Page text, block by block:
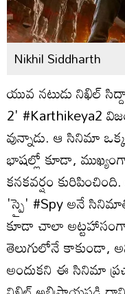
Nikhil Siddharth
యువ నటుడు నిఖిల్
2' #Karthikeya2
వున్నాడు. ఆ సినిమా
భాషల్లో కూడా,
కనకవర్షం
'స్పై' #Spy అనే
కూడా చాలా అట్టహాసంగా
తెలుగులోనే కాకుండా,
అందుకని ఈ సినిమా